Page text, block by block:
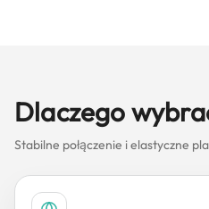
Dlaczego
Stabilne połączenie i elastyczne